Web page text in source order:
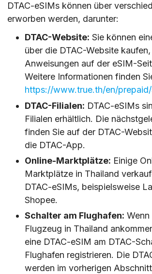
DTAC-eSIMs können über
erworben werden, darunter:
DTAC-Website: Sie können
über die DTAC-Website
Anweisungen auf der eSIM-
Weitere Informationen finden
https://www.true.th/en/
DTAC-Filialen: DTAC-eSIMs
Filialen erhältlich. Die
finden Sie auf der DTAC-
die DTAC-App.
Online-Marktplätze: Einige
Marktplätze in Thailand
DTAC-eSIMs, beispielsweise
Shopee.
Schalter am Flughafen: Wenn
Flugzeug in Thailand
eine DTAC-eSIM am DTAC-
Flughafen registrieren. Die
werden im vorherigen